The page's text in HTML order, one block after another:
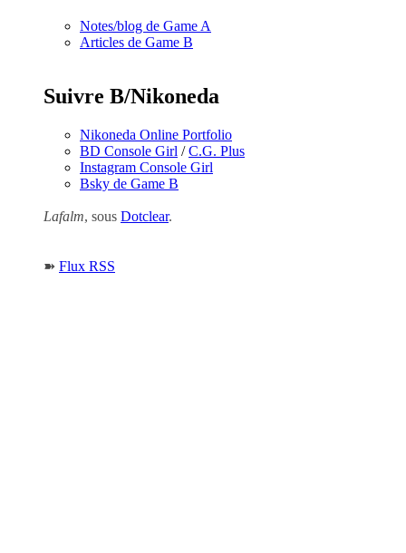
Notes/blog de Game A
Articles de Game B
Suivre B/Nikoneda
Nikoneda Online Portfolio
BD Console Girl /C.G. Plus
Instagram Console Girl
Bsky de Game B
Lafalm, sous Dotclear.
➽ Flux RSS